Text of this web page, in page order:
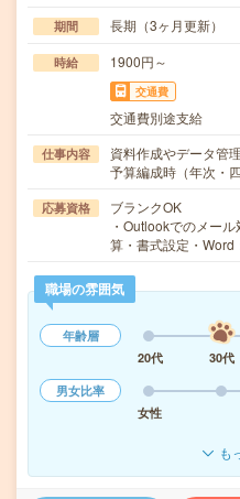
期間 長期（3ヶ月更新）
時給 1900円～
交通費
交通費別途支給
仕事内容
資料作成やデータ管
予算編成時（年次・
応募資格
ブランクOK
・Outlookでのメー
算・書式設定・
職場の雰囲気
年齢層
20代
30代
男女比率
女性
も